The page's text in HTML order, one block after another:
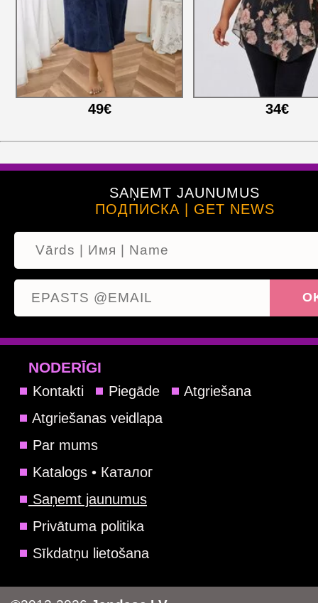
49€ 34€
SAŅEMT JAUNUMUS
ПОДПИСКА | GET NEWS
NODERĪGI
Kontakti Piegāde
Atgriešana
Atgriešanas veidlapa
Par mums
Katalogs • Каталог
Saņemt jaunumus
Privātuma politika
Sīkdatņu lietošana